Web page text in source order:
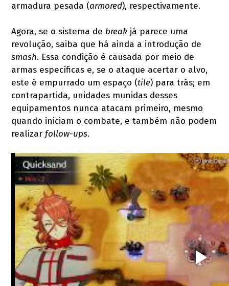
armadura pesada (armored), respectivamente.
Agora, se o sistema de break já parece uma
revolução, saiba que há ainda a introdução de
smash. Essa condição é causada por meio de
armas específicas e, se o ataque acertar o alvo,
este é empurrado um espaço (tile) para trás; em
contrapartida, unidades munidas desses
equipamentos nunca atacam primeiro, mesmo
quando iniciam o combate, e também não podem
realizarfollow-ups.